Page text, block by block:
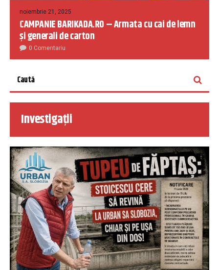
noiembrie 21, 2025
CAMPANIE BARIKADA.RO – Armata cu cai de lemn
și generali de carton
0 Comentariu
Investigații